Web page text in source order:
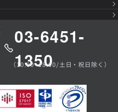
03-6451-
1350
（10:00~18:00/土日・祝日除く）